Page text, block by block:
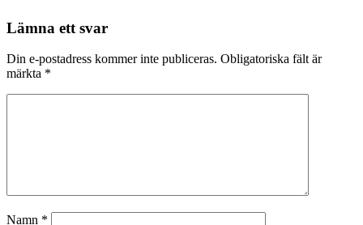
Lämna ett svar
Din e-postadress kommer inte publiceras. Obligatoriska fält är
märkta *
Namn *